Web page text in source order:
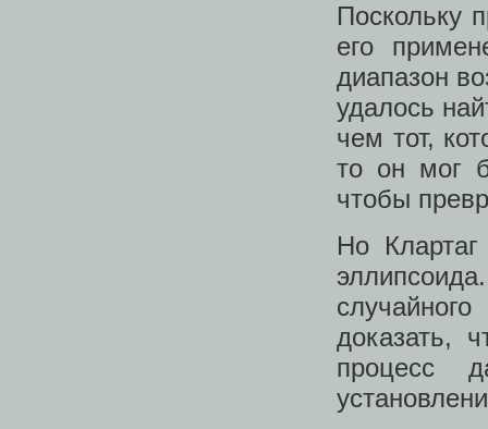
Поскольку
его
диапазон
удалось
чем тот,
то он мог
чтобы
Но
доказать,
процесс